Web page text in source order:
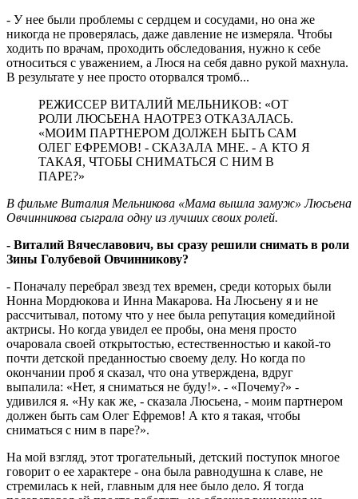
- У нее были проблемы с сердцем и сосудами, но она же
никогда не проверялась, даже давление не измеряла. Чтобы
ходить по врачам, проходить обследования, нужно к себе
относиться с уважением, а Люся на себя давно рукой махнула.
В результате у нее просто оторвался тромб...
РЕЖИССЕР ВИТАЛИЙ МЕЛЬНИКОВ: «ОТ
РОЛИ ЛЮСЬЕНА НАОТРЕЗ ОТКАЗАЛАСЬ.
«МОИМ ПАРТНЕРОМ ДОЛЖЕН БЫТЬ САМ
ОЛЕГ ЕФРЕМОВ! - СКАЗАЛА МНЕ. - А КТО Я
ТАКАЯ, ЧТОБЫ СНИМАТЬСЯ С НИМ В
ПАРЕ?»
В фильме Виталия Мельникова «Мама вышла замуж» Люсьена
Овчинникова сыграла одну из лучших своих ролей.
- Виталий Вячеславович, вы сразу решили снимать в роли
Зины Голубевой Овчинникову?
- Поначалу перебрал звезд тех времен, среди которых были
Нонна Мордюкова и Инна Макарова. На Люсьену я и не
рассчитывал, потому что у нее была репутация комедийной
актрисы. Но когда увидел ее пробы, она меня просто
очаровала своей открытостью, естественностью и какой-то
почти детской преданностью своему делу. Но когда по
окончании проб я сказал, что она утверждена, вдруг
выпалила: «Нет, я сниматься не буду!». - «Почему?» -
удивился я. «Ну как же, - сказала Люсьена, - моим партнером
должен быть сам Олег Ефремов! А кто я такая, чтобы
сниматься с ним в паре?».
На мой взгляд, этот трогательный, детский поступок многое
говорит о ее характере - она была равнодушна к славе, не
стремилась к ней, главным для нее было дело. Я тогда